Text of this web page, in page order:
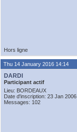
Hors ligne
Thu 14 January 2016 14:14
DARDI
Participant actif
Lieu: BORDEAUX
Date d'inscription: 23 Jan 2006
Messages: 102